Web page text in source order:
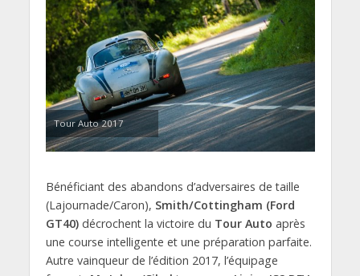
Tour Auto 2017
Bénéficiant des abandons d’adversaires de taille
(Lajournade/Caron), Smith/Cottingham (Ford
GT40)décrochent la victoire du Tour Auto après
une course intelligente et une préparation parfaite.
Autre vainqueur de l’édition 2017, l’équipage